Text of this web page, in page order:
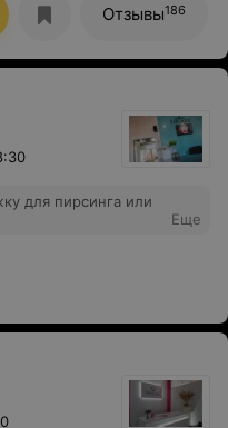
Отзывы186
для пирсинга или
Еще